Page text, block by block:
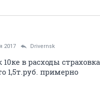
2017 Drivernsk
в расходы
1,5т.руб. примерно